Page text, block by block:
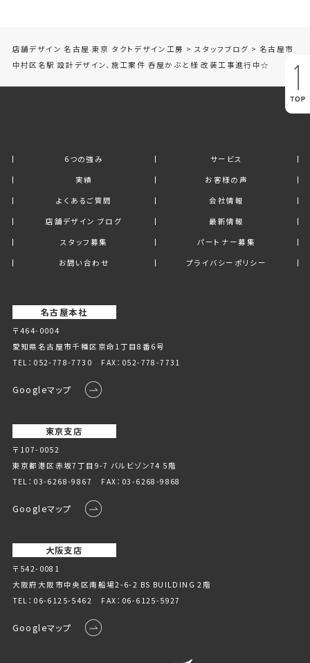
店舗デザイン 名古屋 東京 タクトデザイン工房 > スタッフブログ > 名古屋市
中村区名駅 設計デザイン、施工案件 呑屋かぶと様 改装工事進行中☆
6つの強み
サービス
実績
お客様の声
よくあるご質問
会社情報
店舗デザイン ブログ
最新情報
スタッフ募集
パートナー募集
お問い合わせ
プライバシーポリシー
名古屋本社
〒464-0004
愛知県名古屋市千種区京命1丁⽬8番6号
TEL： 052-778-7730 FAX：052-778-7731
Googleマップ
東京支店
〒107-0052
東京都港区赤坂7丁目9-7 バルビゾン74 5階
TEL： 03-6268-9867 FAX：03-6268-9868
Googleマップ
大阪支店
〒542-0081
大阪府大阪市中央区南船場2-6-2 BS BUILDING 2階
TEL： 06-6125-5462 FAX：06-6125-5927
Googleマップ